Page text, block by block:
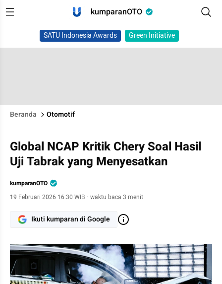
kumparanOTO
SATU Indonesia Awards Green Initiative
Beranda Otomotif
Global NCAP Kritik Chery Soal Hasil
Uji Tabrak yang Menyesatkan
kumparanOTO
19 Februari 2026 16:30 WIB · waktu baca 3 menit
Ikuti kumparan di Google